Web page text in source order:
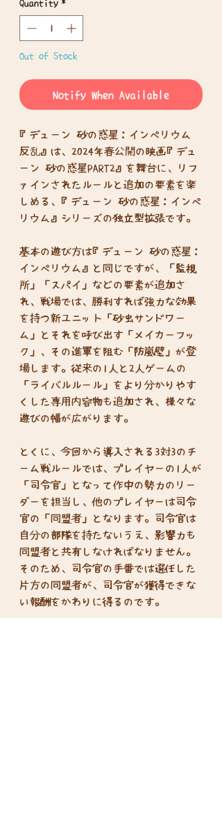
Quantity *
Out of Stock
Notify When Available
『デューン 砂の惑星：インペリウム
反乱』は、2024年春公開の映画『デュ
ーン 砂の惑星PART2』を舞台に、リフ
ァインされたルールと追加の要素を楽
しめる、『デューン 砂の惑星：インペ
リウム』シリーズの独立型拡張です。
基本の遊び方は『デューン 砂の惑星：
インペリウム』と同じですが、「監視
所」「スパイ」などの要素が追加さ
れ、戦場では、勝利すれば強力な効果
を持つ新ユニット「砂虫サンドワー
ム」とそれを呼び出す「メイカーフッ
ク」、その進軍を阻む「防嵐壁」が登
場します。従来の1人と2人ゲームの
「ライバルルール」をより分かりやす
くした専用内容物も追加され、様々な
遊びの幅が広がります。
とくに、今回から導入される3対3のチ
ーム戦ルールでは、プレイヤーの1人が
「司令官」となって作中の勢力のリー
ダーを担当し、他のプレイヤーは司令
官の「同盟者」となります。司令官は
自分の部隊を持たないうえ、影響力も
同盟者と共有しなければなりません。
そのため、司令官の手番では選任した
片方の同盟者が、司令官が獲得できな
い報酬をかわりに得るのです。